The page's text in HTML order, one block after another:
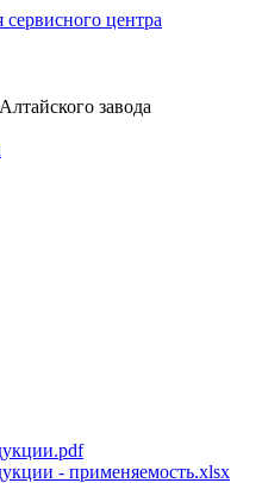
сервисного центра
завода
- применяемость.xlsx